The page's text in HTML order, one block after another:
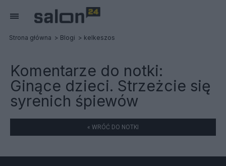
Strona główna Blogi kelkeszos
Komentarze do notki:
Ginące dzieci. Strzeżcie się
syrenich śpiewów
« WRÓĆ DO NOTKI